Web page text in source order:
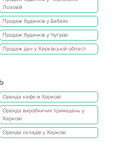
Лозовій
Продаж будинків у Бабаях
Продаж будинків у Чугуєві
Продаж дач у Харківській області
Оренда кафе в Харкові
Оренда виробничих приміщень у
Харкові
Оренда складів у Харкові